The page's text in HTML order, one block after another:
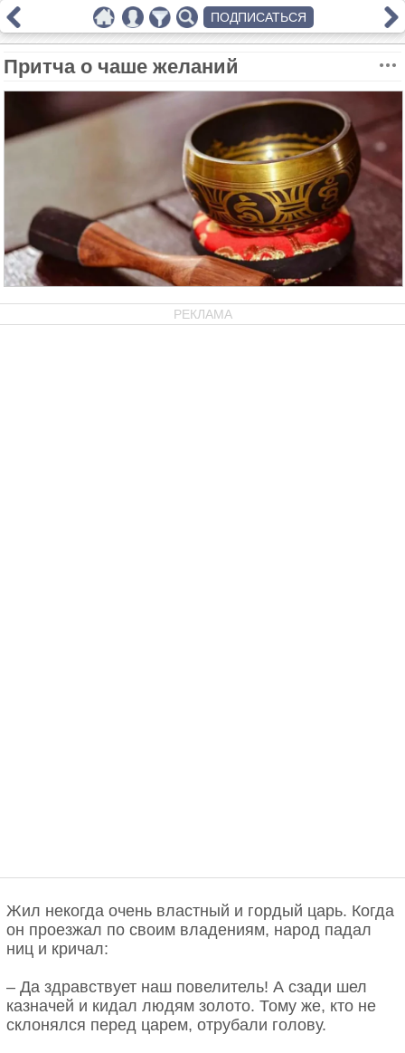
Притча о чаше желаний
РЕКЛАМА
Жил некогда очень властный и гордый царь. Когда
он проезжал по своим владениям, народ падал
ниц и кричал:
– Да здравствует наш повелитель! А сзади шел
казначей и кидал людям золото. Тому же, кто не
склонялся перед царем, отрубали голову.
ПОДПИСАТЬСЯ